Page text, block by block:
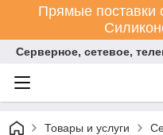
Прямые поставки
Серверное, сетевое,
Товары и услуги